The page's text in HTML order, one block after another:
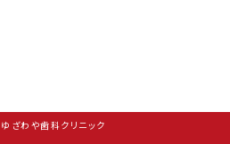
わや歯科クリニック